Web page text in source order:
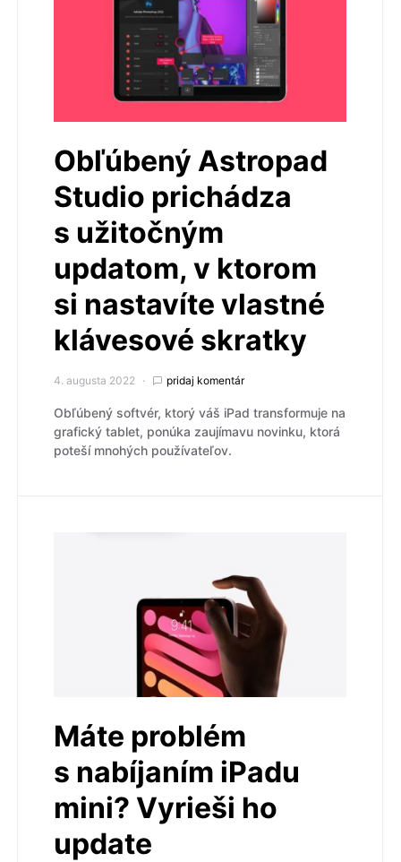
Obľúbený Astropad
Studio prichádza
s užitočným
updatom, v ktorom
si nastavíte vlastné
klávesové skratky
4. augusta 2022 pridaj komentár
Obľúbený softvér, ktorý váš iPad transformuje na
grafický tablet, ponúka zaujímavu novinku, ktorá
poteší mnohých používateľov.
Máte problém
s nabíjaním iPadu
mini? Vyrieši ho
update